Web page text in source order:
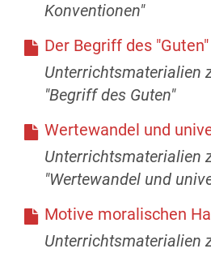
Konventionen"
Der Begriff des "Guten"
Unterrichtsmaterialien
"Begriff des Guten"
Wertewandel und
Unterrichtsmaterialien
"Wertewandel und
Motive moralischen
Unterrichtsmaterialien